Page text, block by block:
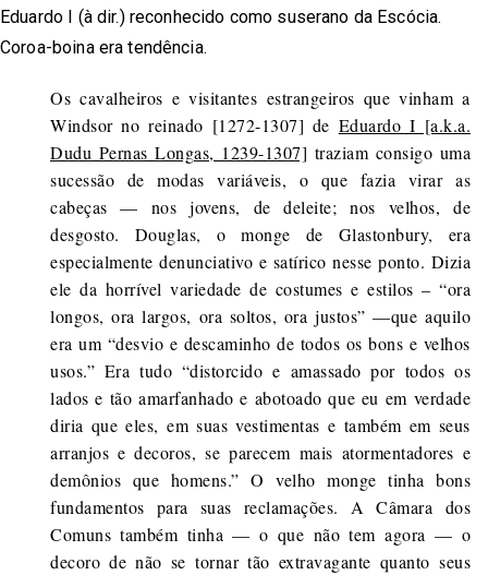
Eduardo I (à dir.) reconhecido como suserano da Escócia.
Coroa-boina era tendência.
Os cavalheiros e visitantes estrangeiros que vinham a
Windsor no reinado [1272-1307] de Eduardo I [a.k.a.
Dudu Pernas Longas, 1239-1307] traziam consigo uma
sucessão de modas variáveis, o que fazia virar as
cabeças — nos jovens, de deleite; nos velhos, de
desgosto. Douglas, o monge de Glastonbury, era
especialmente denunciativo e satírico nesse ponto. Dizia
ele da horrível variedade de costumes e estilos – “ora
longos, ora largos, ora soltos, ora justos” —que aquilo
era um “desvio e descaminho de todos os bons e velhos
usos.” Era tudo “distorcido e amassado por todos os
lados e tão amarfanhado e abotoado que eu em verdade
diria que eles, em suas vestimentas e também em seus
arranjos e decoros, se parecem mais atormentadores e
demônios que homens.” O velho monge tinha bons
fundamentos para suas reclamações. A Câmara dos
Comuns também tinha — o que não tem agora — o
decoro de não se tornar tão extravagante quanto seus